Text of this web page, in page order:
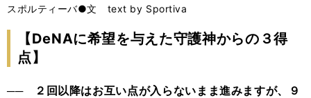
スポルティーバ●文 text by Sportiva
【DeNAに希望を与えた守護神からの３得
点】
── ２回以降はお互い点が入らないまま進みますが、９